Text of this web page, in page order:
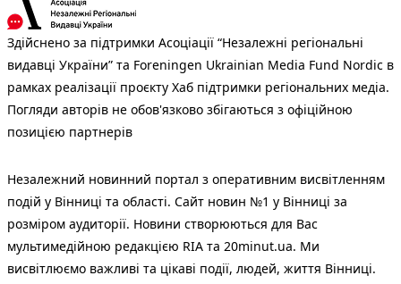
Здійснено за підтримки Асоціації “Незалежні регіональні
видавці України” та Foreningen Ukrainian Media Fund Nordic в
рамках реалізації проєкту Хаб підтримки регіональних медіа.
Погляди авторів не обов'язково збігаються з офіційною
позицією партнерів
Незалежний новинний портал з оперативним висвітленням
подій у Вінниці та області. Сайт новин №1 у Вінниці за
розміром аудиторії. Новини створюються для Вас
мультимедійною редакцією RIA та 20minut.ua. Ми
висвітлюємо важливі та цікаві події, людей, життя Вінниці.